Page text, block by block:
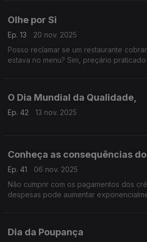
Olhe por Si
Ep. 13
20 nov. 2025
Posso reclamar se um restaurante
estava no menu? Sim, preçário praticado pelos
O Dia Mundial da Qualidade,
Ep. 42 13 nov. 2025
Conheça as consequências
Ep. 41
06 nov. 2025
Não cumprir com os pagamentos dos
despesas pode aumentar
Dia da Poupança